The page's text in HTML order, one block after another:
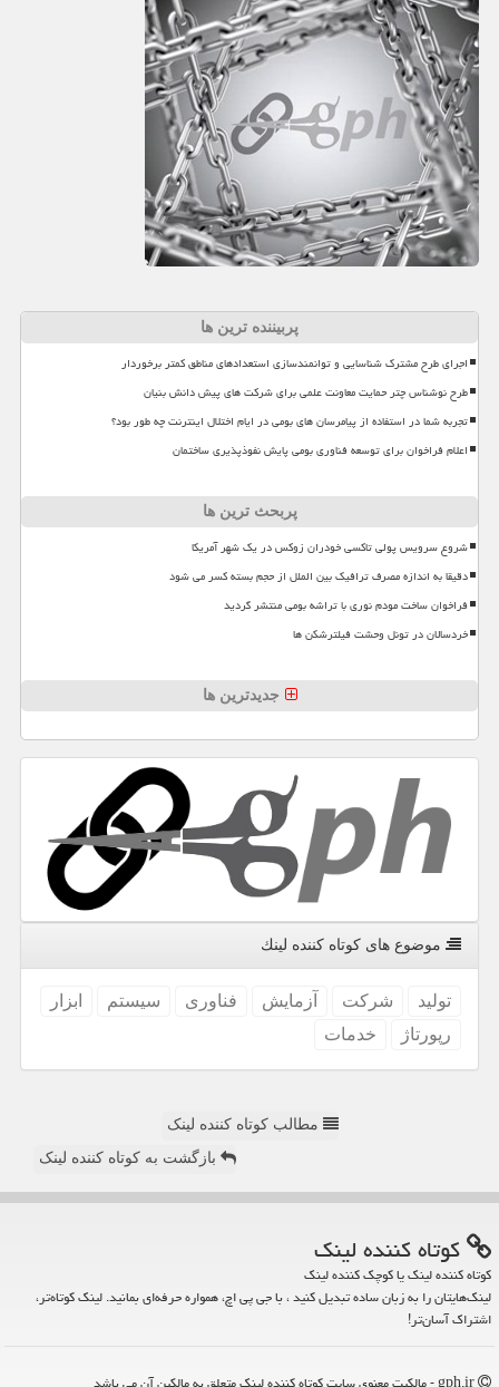
پربیننده ترین ها
اجرای طرح مشترک شناسایی و توانمندسازی استعدادهای مناطق کمتر برخوردار
طرح نوشناس چتر حمایت معاونت علمی برای شرکت های پیش دانش بنیان
تجربه شما در استفاده از پیامرسان های بومی در ایام اختلال اینترنت چه طور بود؟
اعلام فراخوان برای توسعه فناوری بومی پایش نفوذپذیری ساختمان
پربحث ترین ها
شروع سرویس پولی تاکسی خودران زوکس در یک شهر آمریکا
دقیقا به اندازه مصرف ترافیک بین الملل از حجم بسته کسر می شود
فراخوان ساخت مودم نوری با تراشه بومی منتشر گردید
خردسالان در تونل وحشت فیلترشکن ها
جدیدترین ها
موضوع های كوتاه كننده لینك
تولید شركت آزمایش فناوری سیستم
ابزار
رپورتاژ
خدمات
مطالب کوتاه کننده لینک
بازگشت به کوتاه کننده لینک
كوتاه كننده لینك
کوتاه کننده لینک یا کوچک کننده لینک
لینک‌هایتان را به زبان ساده تبدیل کنید ، با جی پی اچ، همواره حرفه‌ای بمانید. لینک کوتاه‌تر،
اشتراک آسان‌تر!